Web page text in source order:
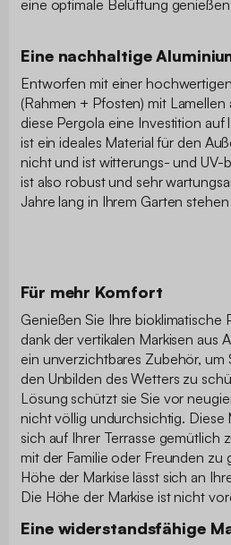
eine optimale Belüftung
Eine nachhaltige
Entworfen mit einer
(Rahmen + Pfosten) mit Lamellen
diese Pergola eine Investition auf
ist ein ideales Material für den
nicht und ist witterungs- und UV-
ist also robust und sehr
Jahre lang in Ihrem Garten stehen
Für mehr Komfort
Genießen Sie Ihre bioklimatische
dank der vertikalen Markisen aus
ein unverzichtbares Zubehör,
den Unbilden des Wetters zu
Lösung schützt sie Sie vor
nicht völlig undurchsichtig. Diese
sich auf Ihrer Terrasse gemütlich
mit der Familie oder Freunden zu
Höhe der Markise lässt sich an
Die Höhe der Markise ist nicht
Eine widerstandsfähige